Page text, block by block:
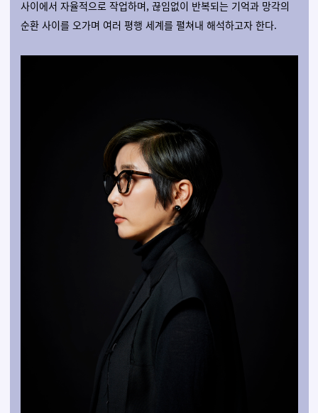
사이에서 자율적으로 작업하며, 끊임없이 반복되는 기억과 망각의
순환 사이를 오가며 여러 평행 세계를 펼쳐내 해석하고자 한다.